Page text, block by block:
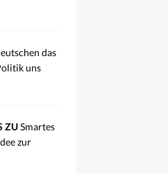
das
uns
ZUSmartes
zur